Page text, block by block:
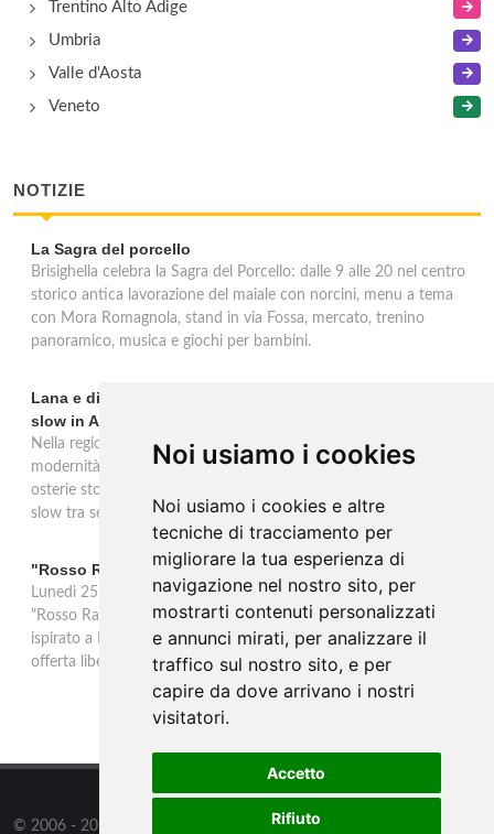
Noi usiamo i cookies
Noi usiamo i cookies e altre
tecniche di tracciamento per
migliorare la tua esperienza di
navigazione nel nostro sito, per
mostrarti contenuti personalizzati
e annunci mirati, per analizzare il
traffico sul nostro sito, e per
capire da dove arrivano i nostri
visitatori.
Accetto
Rifiuto
Trentino Alto Adige
Umbria
Valle d'Aosta
Veneto
NOTIZIE
La Sagra del porcello
Brisighella celebra la Sagra del Porcello: dalle 9 alle 20 nel centro
storico antica lavorazione del maiale con norcini, menu a tema
con Mora Romagnola, stand in via Fossa, mercato, trenino
panoramico, musica e giochi per bambini.
Lana e dintorni: Törggelen, vini d'eccellenza e vacanze
slow in Alto Adige
Nella regione di Lana in Alto Adige tradizione contadina e
modernità si fondono in un'esperienza autentica. Törggelen nelle
osterie storiche, vini da antiche tradizioni vitivinicole e vacanze
slow tra sentieri delle rogge e produttori locali.
"Rosso Rame" in scena a Collepasso il 25 agosto
Lunedì 25 agosto al Palazzo Baronale di Collepasso va in scena
"Rosso Rame", spettacolo di Mary Negro e Gabriele Polimeno
ispirato a Dario Fo e Franca Rame. Ingresso con prenotazione e
offerta libera alle ore 21.
© 2006 - 2026 all rights reserved.